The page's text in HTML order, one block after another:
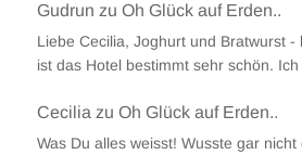
Gudrun zu Oh Glück auf Erden..
Liebe Cecilia, Joghurt und Bratwurst -
ist das Hotel bestimmt sehr schön.
Cecilia zu Oh Glück auf Erden..
Was Du alles weisst! Wusste gar nicht